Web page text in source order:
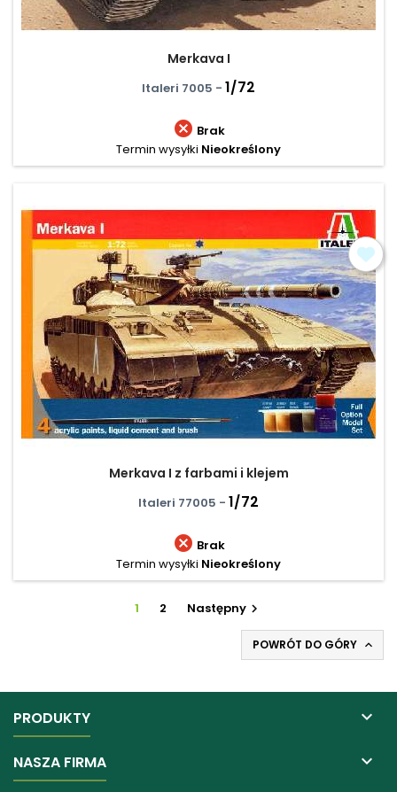
Merkava I
Italeri 7005 - 1/72
 Brak
Termin wysyłki Nieokreślony
Merkava I z farbami i klejem
Italeri 77005 - 1/72
 Brak
Termin wysyłki Nieokreślony
1 2 Następny 
POWRÓT DO GÓRY 
PRODUKTY 
NASZA FIRMA 